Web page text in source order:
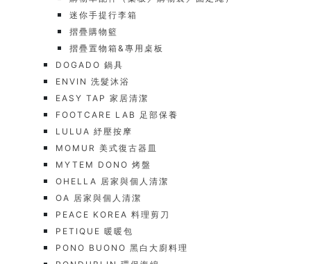
迷你手提行李箱
摺疊購物籃
摺疊置物箱&專用桌板
DOGADO 鍋具
ENVIN 洗髮沐浴
EASY TAP 家居清潔
FOOTCARE LAB 足部保養
LULUA 紓壓按摩
MOMUR 美式復古器皿
MYTEM DONO 烤盤
OHELLA 居家與個人清潔
OA 居家與個人清潔
PEACE KOREA 料理剪刀
PETIQUE 暖暖包
PONO BUONO 黑白大廚料理